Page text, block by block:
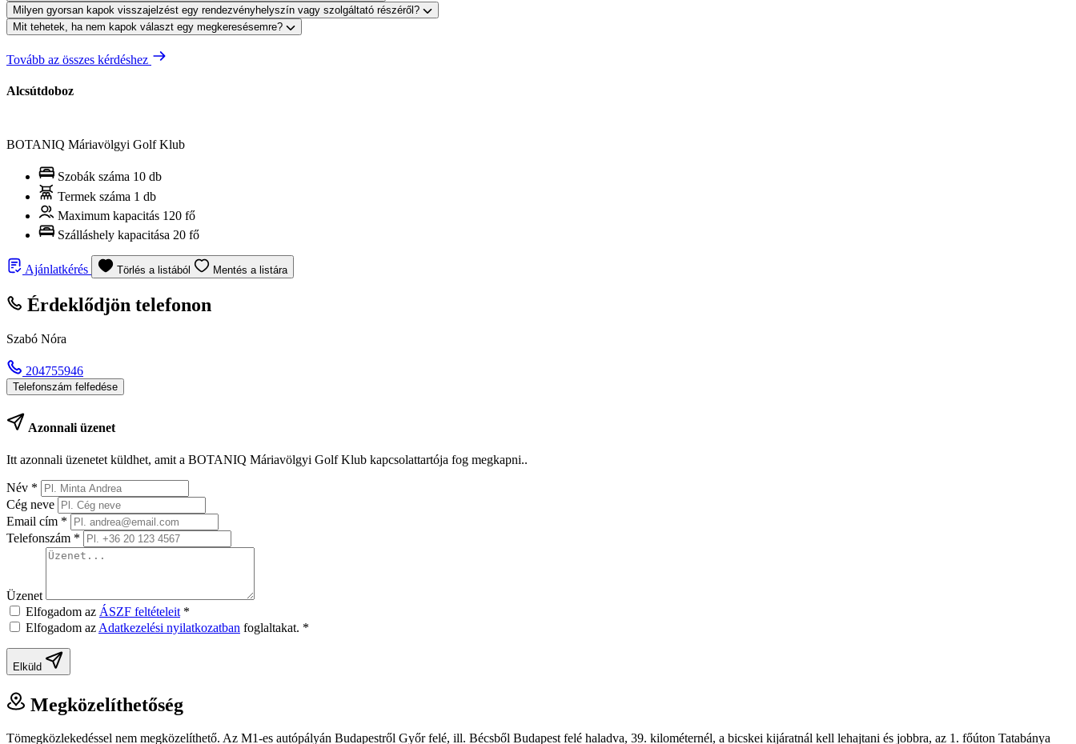
Milyen gyorsan kapok visszajelzést egy rendezvényhelyszín vagy szolgáltató részéről?
Mit tehetek, ha nem kapok választ egy megkeresésemre?
Tovább az összes kérdéshez
Alcsútdoboz
BOTANIQ Máriavölgyi Golf Klub
Szobák száma 10 db
Termek száma 1 db
Maximum kapacitás 120 fő
Szálláshely kapacitása 20 fő
Ajánlatkérés Törlés a listából Mentés a listára
Érdeklődjön telefonon
Szabó Nóra
204755946
Telefonszám felfedése
Azonnali üzenet
Itt azonnali üzenetet küldhet, amit a BOTANIQ Máriavölgyi Golf Klub kapcsolattartója fog megkapni..
Név *
Cég neve
Email cím *
Telefonszám *
Üzenet
Elfogadom az ÁSZF feltételeit *
Elfogadom az Adatkezelési nyilatkozatban foglaltakat. *
Elküld
Megközelíthetőség
Tömegközlekedéssel nem megközelíthető. Az M1-es autópályán Budapestről Győr felé, ill. Bécsből Budapest felé haladva, 39. kilométernél, a bicskei kijáratnál kell lehajtani és jobbra, az 1. főúton Tatabánya